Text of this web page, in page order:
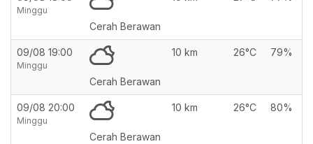
Minggu
Cerah Berawan
09/08 19:00
Minggu
Cerah Berawan
10 km 26°C 79%
09/08 20:00
Minggu
Cerah Berawan
10 km 26°C 80%